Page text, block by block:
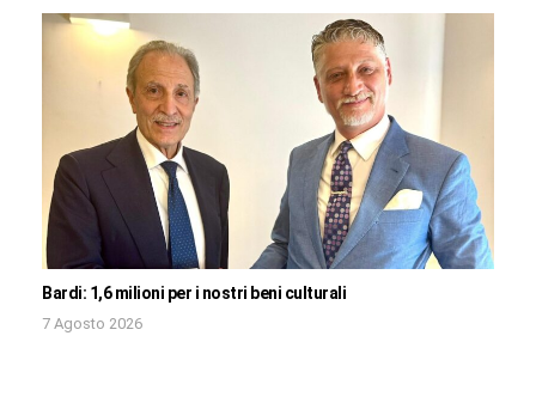
Bardi: 1,6 milioni per i nostri beni culturali
7 Agosto 2026